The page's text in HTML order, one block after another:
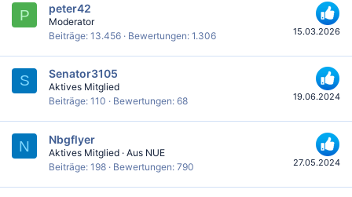
P
15.03.2026
peter42
Moderator
Beiträge 13.456 Bewertungen 1.306
S
19.06.2024
Senator3105
Aktives Mitglied
Beiträge 110 Bewertungen 68
N
27.05.2024
Nbgflyer
Aktives Mitglied · Aus NUE
Beiträge 198 Bewertungen 790